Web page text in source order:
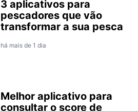
3 aplicativos para
pescadores que vão
transformar a sua pesca
há mais de 1 dia
Melhor aplicativo para
consultar o score de